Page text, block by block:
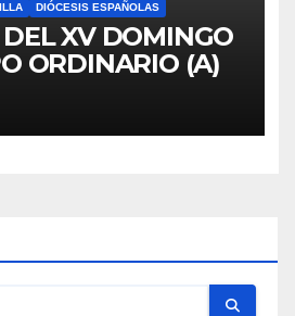
DIÓCESIS ESPAÑOLAS
XV DOMINGO
ORDINARIO (A)